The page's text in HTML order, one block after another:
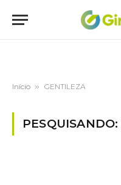
Início » GENTILEZA
PESQUISANDO: